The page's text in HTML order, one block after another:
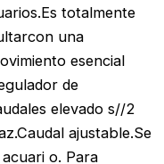
totalmente
una
esencial
de
elevado s//2
ajustable.Se
o. Para